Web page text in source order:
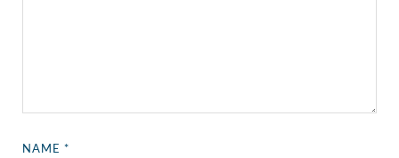
NAME*